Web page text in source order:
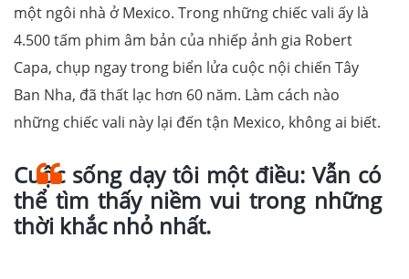
một ngôi nhà ở Mexico. Trong những chiếc vali ấy là
4.500 tấm phim âm bản của nhiếp ảnh gia Robert
Capa, chụp ngay trong biển lửa cuộc nội chiến Tây
Ban Nha, đã thất lạc hơn 60 năm. Làm cách nào
những chiếc vali này lại đến tận Mexico, không ai biết.
Cuộc sống dạy tôi một điều: Vẫn có
thể tìm thấy niềm vui trong những
thời khắc nhỏ nhất.